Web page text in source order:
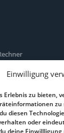
Einwilligung
Erlebnis zu bieten,
diesen
oder
deine